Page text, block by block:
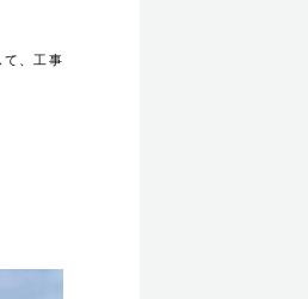
て、工事